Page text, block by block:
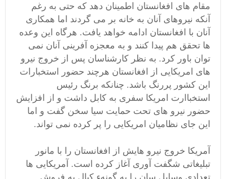
مقام های افغانستان اطمینان دهد که حتی به رغم
آنکه نیروهای آنان به خانه بر می گردند اما همکاری
آنان با افغانستان ادامه خواهد یافت. هرگاه این وعده
ها تحقق هم پیدا کنند و به معجزه آفرینی آنان نمی
توان باور کرد. به نظر کارشناسان پس از خروج نیرو
های امریکایی از افغانستان هرچند حضور استخبارات
این کشور پررنگ باشد. چنانکه برنگ رئیس
استخباارت امریکا سفری به کابل داشت و از افزایش
حضور نیرو های تحت حمایت سیا سخن گفت و اما
این جای نظامیان امریکایی را پر کرده نمی تواند.
آمریکا خروج نیرو هایش از افغانستان را با مانور
تبلیغاتی شگفت آوری آغاز کرده است. آمریکایی ها
تعدادی وسایل سان را به گونهء کبال به فروش